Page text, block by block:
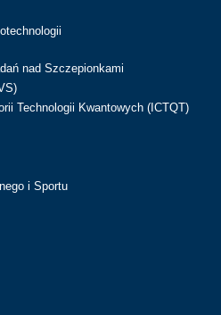
nad Szczepionkami
Technologii Kwantowych (ICTQT)
i Sportu